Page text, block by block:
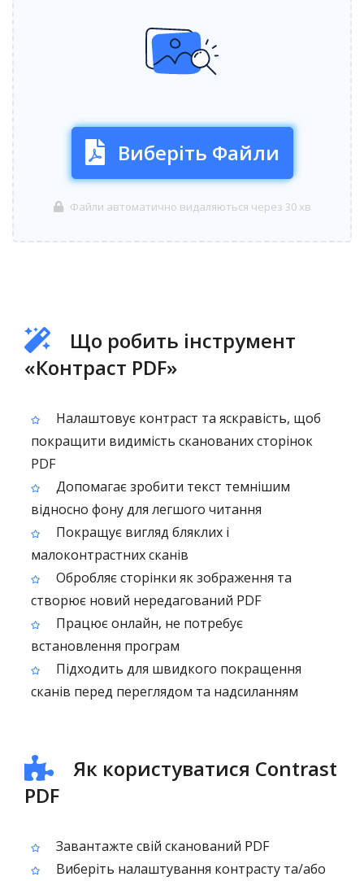
Виберіть Файли
Файли автоматично видаляються через 30 хв
Що робить інструмент
«Контраст PDF»
Налаштовує контраст та яскравість, щоб
покращити видимість сканованих сторінок
PDF
Допомагає зробити текст темнішим
відносно фону для легшого читання
Покращує вигляд бляклих і
малоконтрастних сканів
Обробляє сторінки як зображення та
створює новий нередагований PDF
Працює онлайн, не потребує
встановлення програм
Підходить для швидкого покращення
сканів перед переглядом та надсиланням
Як користуватися Contrast
PDF
Завантажте свій сканований PDF
Виберіть налаштування контрасту та/або